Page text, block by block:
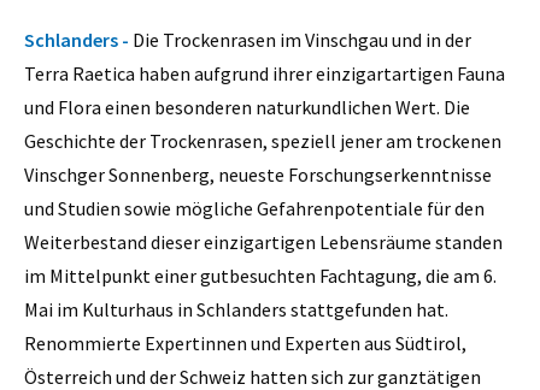
Schlanders - Die Trockenrasen im Vinschgau und in der
Terra Raetica haben aufgrund ihrer einzigartartigen Fauna
und Flora einen besonderen naturkundlichen Wert. Die
Geschichte der Trockenrasen, speziell jener am trockenen
Vinschger Sonnenberg, neueste Forschungserkenntnisse
und Studien sowie mögliche Gefahrenpotentiale für den
Weiterbestand dieser einzigartigen Lebensräume standen
im Mittelpunkt einer gutbesuchten Fachtagung, die am 6.
Mai im Kulturhaus in Schlanders stattgefunden hat.
Renommierte Expertinnen und Experten aus Südtirol,
Österreich und der Schweiz hatten sich zur ganztätigen